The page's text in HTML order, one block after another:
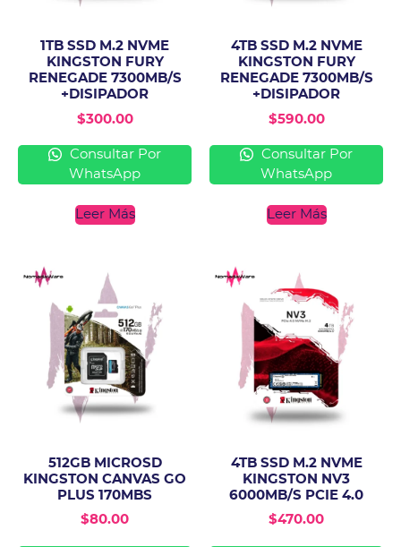
1TB SSD M.2 NVME
KINGSTON FURY
RENEGADE 7300MB/S
+DISIPADOR
$300.00
Consultar Por
WhatsApp
Leer Más
4TB SSD M.2 NVME
KINGSTON FURY
RENEGADE 7300MB/S
+DISIPADOR
$590.00
Consultar Por
WhatsApp
Leer Más
512GB MICROSD
KINGSTON CANVAS GO
PLUS 170MBS
$80.00
4TB SSD M.2 NVME
KINGSTON NV3
6000MB/S PCIE 4.0
$470.00